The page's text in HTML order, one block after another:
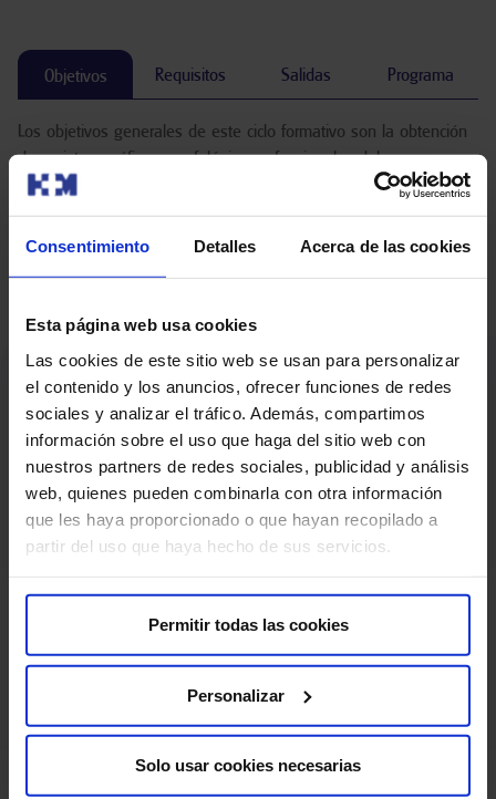
Consentimiento Detalles Acerca de las cookies
Esta página web usa cookies
Las cookies de este sitio web se usan para personalizar
el contenido y los anuncios, ofrecer funciones de redes
sociales y analizar el tráfico. Además, compartimos
información sobre el uso que haga del sitio web con
nuestros partners de redes sociales, publicidad y análisis
web, quienes pueden combinarla con otra información
que les haya proporcionado o que hayan recopilado a
partir del uso que haya hecho de sus servicios.
Permitir todas las cookies
Personalizar
Solo usar cookies necesarias
Objetivos Requisitos Salidas Programa
Los objetivos generales de este ciclo formativo son la obtención
de registros gráficos, morfológicos o funcionales del cuerpo
humano, con fines diagnósticos o terapéuticos, a partir de la
prescripción facultativa utilizando equipos de diagnóstico por
imagen y de medicina nuclear, asistiendo al paciente durante su
Alumnos formados
+6000
De experiencia en la
Formación Profesional
Sanitaria.
+10 años
Prácticas garantizadas en HM
Hospitales
100%
Prioridad de
contratación
Bolsa propia de empleo